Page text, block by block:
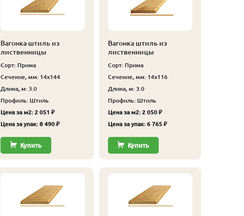
Вагонка штиль из
лиственницы
Сорт: Прима
Сечение, мм: 14x144
Длина, м: 3.0
Профиль: Штиль
Цена за м2: 2 051 ₽
Цена за упак: 8 490 ₽
Купить
Вагонка штиль из
лиственницы
Сорт: Прима
Сечение, мм: 14x116
Длина, м: 3.0
Профиль: Штиль
Цена за м2: 2 050 ₽
Цена за упак: 6 765 ₽
Купить